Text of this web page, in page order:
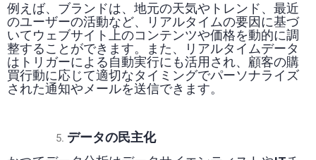
例えば、ブランドは、地元の天気やトレンド、最近
のユーザーの活動など、リアルタイムの要因に基づ
いてウェブサイト上のコンテンツや価格を動的に調
整することができます。また、リアルタイムデータ
はトリガーによる自動実行にも活用され、顧客の購
買行動に応じて適切なタイミングでパーソナライズ
された通知やメールを送信できます。
データの民主化